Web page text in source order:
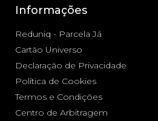
Informações
Reduniq - Parcela Já
Cartão Universo
Declaração de Privacidade
Política de Cookies
Termos e Condições
Centro de Arbitragem